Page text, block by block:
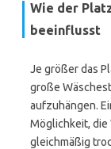
Wie der
beeinflusst
Je größer das
große
aufzuhängen.
Möglichkeit, die
gleichmäßig